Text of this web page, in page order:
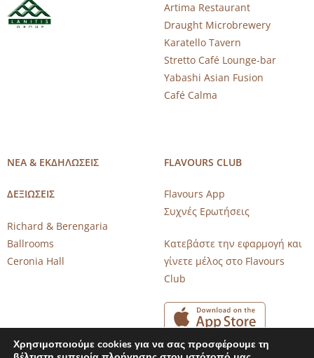
Artima Restaurant
Draught Microbrewery
Karatello Tavern
Stretto Café Lounge-bar
Yabashi Asian Fusion
Café Calma
ΝΕΑ & ΕΚΔΗΛΩΣΕΙΣ
ΔΕΞΙΩΣΕΙΣ
Richard & Berengaria
Ballrooms
Ceronia Hall
FLAVOURS CLUB
Flavours App
Συχνές Ερωτήσεις
Κατεβάστε την εφαρμογή και
γίνετε μέλος στο Flavours
Club
Χρησιμοποιούμε cookies για να σας προσφέρουμε τη